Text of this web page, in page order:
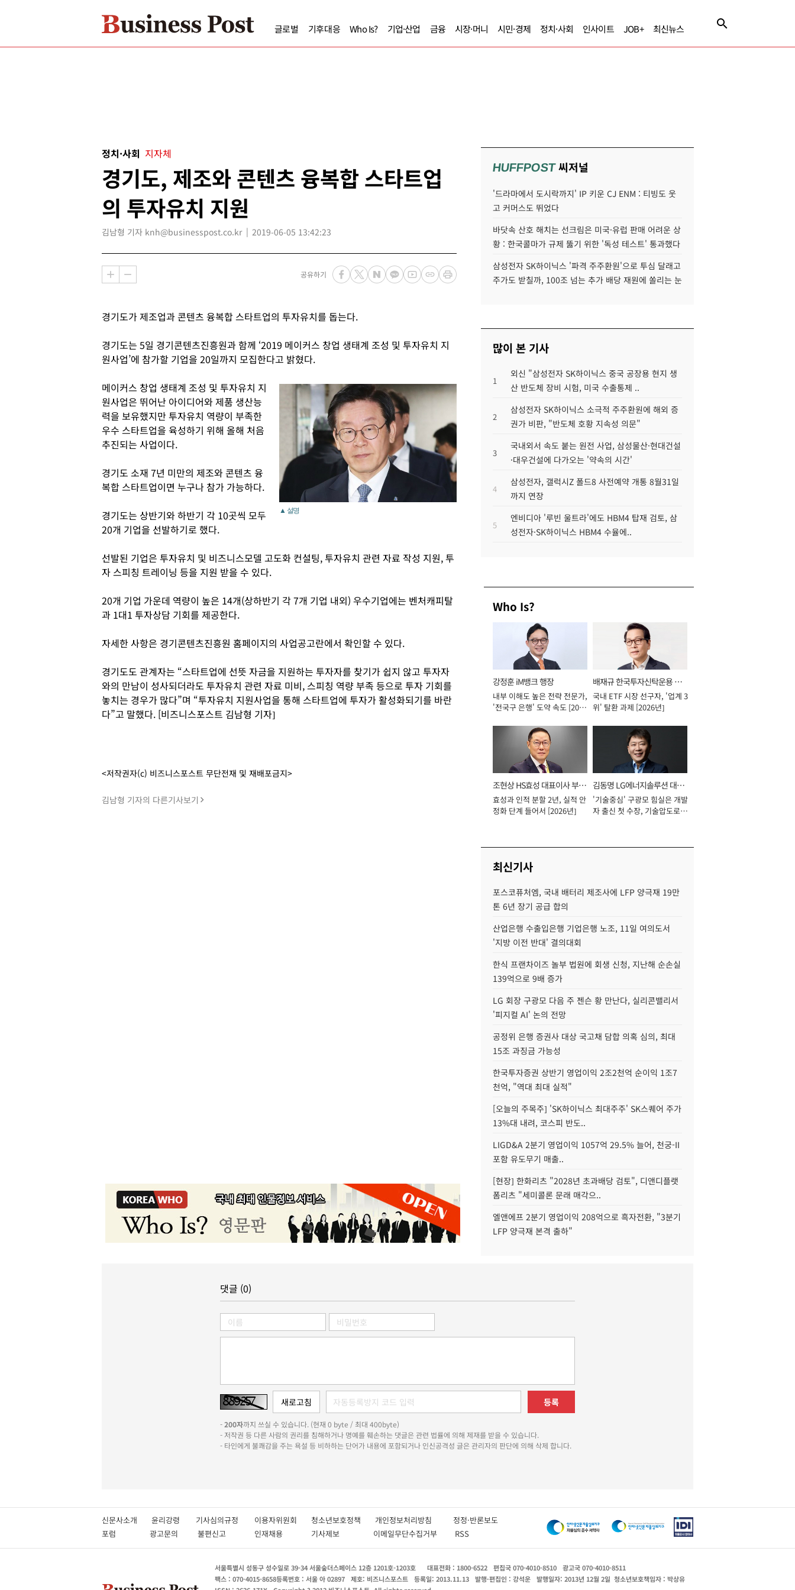
글로벌 기후대응 Who Is? 기업·산업 금융 시장·머니 시민·경제 정치·사회 인사이트 JOB+ 최신뉴스
정치·사회 지자체
경기도, 제조와 콘텐츠 융복합 스타트업
의 투자유치 지원
김남형 기자 knh@businesspost.co.kr 2019-06-05 13:42:23
공유하기
경기도가 제조업과 콘텐츠 융복합 스타트업의 투자유치를 돕는다.
경기도는 5일 경기콘텐츠진흥원과 함께 ‘2019 메이커스 창업 생태계 조성 및 투자유치 지
원사업’에 참가할 기업을 20일까지 모집한다고 밝혔다.
▲ 설명
메이커스 창업 생태계 조성 및 투자유치 지
원사업은 뛰어난 아이디어와 제품 생산능
력을 보유했지만 투자유치 역량이 부족한
우수 스타트업을 육성하기 위해 올해 처음
추진되는 사업이다.
경기도 소재 7년 미만의 제조와 콘텐츠 융
복합 스타트업이면 누구나 참가 가능하다.
경기도는 상반기와 하반기 각 10곳씩 모두
20개 기업을 선발하기로 했다.
선발된 기업은 투자유치 및 비즈니스모델 고도화 컨설팅, 투자유치 관련 자료 작성 지원, 투
자 스피칭 트레이닝 등을 지원 받을 수 있다.
20개 기업 가운데 역량이 높은 14개(상하반기 각 7개 기업 내외) 우수기업에는 벤처캐피탈
과 1대1 투자상담 기회를 제공한다.
자세한 사항은 경기콘텐츠진흥원 홈페이지의 사업공고란에서 확인할 수 있다.
경기도도 관계자는 “스타트업에 선뜻 자금을 지원하는 투자자를 찾기가 쉽지 않고 투자자
와의 만남이 성사되더라도 투자유치 관련 자료 미비, 스피칭 역량 부족 등으로 투자 기회를
놓치는 경우가 많다”며 “투자유치 지원사업을 통해 스타트업에 투자가 활성화되기를 바란
다”고 말했다. [비즈니스포스트 김남형 기자]
<저작권자(c) 비즈니스포스트 무단전재 및 재배포금지>
김남형 기자의 다른기사보기
HUFFPOST씨저널
'드라마에서 도시락까지' IP 키운 CJ ENM : 티빙도 웃
고 커머스도 뛰었다
바닷속 산호 해치는 선크림은 미국·유럽 판매 어려운 상
황 : 한국콜마가 규제 뚫기 위한 '독성 테스트' 통과했다
삼성전자 SK하이닉스 '파격 주주환원'으로 투심 달래고
주가도 받칠까, 100조 넘는 추가 배당 재원에 쏠리는 눈
많이 본 기사
1
외신 "삼성전자 SK하이닉스 중국 공장용 현지 생
산 반도체 장비 시험, 미국 수출통제 ..
2
삼성전자 SK하이닉스 소극적 주주환원에 해외 증
권가 비판, "반도체 호황 지속성 의문"
3
국내외서 속도 붙는 원전 사업, 삼성물산·현대건설
·대우건설에 다가오는 '약속의 시간'
4
삼성전자, 갤럭시Z 폴드8 사전예약 개통 8월31일
까지 연장
5
엔비디아 '루빈 울트라'에도 HBM4 탑재 검토, 삼
성전자·SK하이닉스 HBM4 수율에..
Who Is?
강정훈 iM뱅크 행장
내부 이해도 높은 전략 전문가,
'전국구 은행' 도약 속도 [2026
배재규 한국투자신탁운용 대
표이사 사장
국내 ETF 시장 선구자, '업계 3
위' 탈환 과제 [2026년]
조현상 HS효성 대표이사 부회
장
효성과 인적 분할 2년, 실적 안
정화 단계 들어서 [2026년]
김동명 LG에너지솔루션 대표
이사 사장
'기술중심' 구광모 힘실은 개발
자 출신 첫 수장, 기술압도로
최신기사
포스코퓨처엠, 국내 배터리 제조사에 LFP 양극재 19만
톤 6년 장기 공급 합의
산업은행 수출입은행 기업은행 노조, 11일 여의도서
'지방 이전 반대' 결의대회
한식 프랜차이즈 놀부 법원에 회생 신청, 지난해 순손실
139억으로 9배 증가
LG 회장 구광모 다음 주 젠슨 황 만난다, 실리콘밸리서
'피지컬 AI' 논의 전망
공정위 은행 증권사 대상 국고채 담합 의혹 심의, 최대
15조 과징금 가능성
한국투자증권 상반기 영업이익 2조2천억 순이익 1조7
천억, "역대 최대 실적"
[오늘의 주목주] 'SK하이닉스 최대주주' SK스퀘어 주가
13%대 내려, 코스피 반도..
LIGD&A 2분기 영업이익 1057억 29.5% 늘어, 천궁-II
포함 유도무기 매출..
[현장] 한화리츠 "2028년 초과배당 검토", 디앤디플랫
폼리츠 "세미콜론 문래 매각으..
엘앤에프 2분기 영업이익 208억으로 흑자전환, "3분기
LFP 양극재 본격 출하"
댓글 (0)
등록
-200자까지 쓰실 수 있습니다. (현재 0 byte / 최대 400byte)
- 저작권 등 다른 사람의 권리를 침해하거나 명예를 훼손하는 댓글은 관련 법률에 의해 제재를 받을 수 있습니다.
- 타인에게 불쾌감을 주는 욕설 등 비하하는 단어가 내용에 포함되거나 인신공격성 글은 관리자의 판단에 의해 삭제 합니다.
신문사소개 윤리강령 기사심의규정 이용자위원회 청소년보호정책 개인정보처리방침 정정·반론보도
포럼
광고문의 불편신고 인재채용 기사제보 이메일무단수집거부 RSS
서울특별시 성동구 성수일로 39-34 서울숲더스페이스 12층 1201호-1203호 대표전화 : 1800-6522 편집국 070-4010-8510
광고국 070-4010-8511
팩스 : 070-4015-8658등록번호 : 서울 아 02897 제호: 비즈니스포스트 등록일: 2013.11.13 발행·편집인 : 강석운 발행일자: 2013년 12월 2일 청소년보호책임자 : 박상유